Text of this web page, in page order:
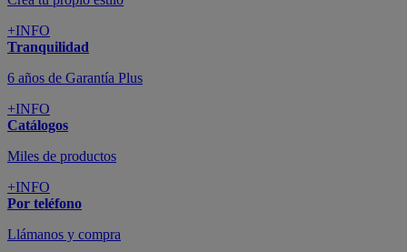
+INFO
Tranquilidad
6 años de Garantía Plus
+INFO
Catálogos
Miles de productos
+INFO
Por teléfono
Llámanos y compra